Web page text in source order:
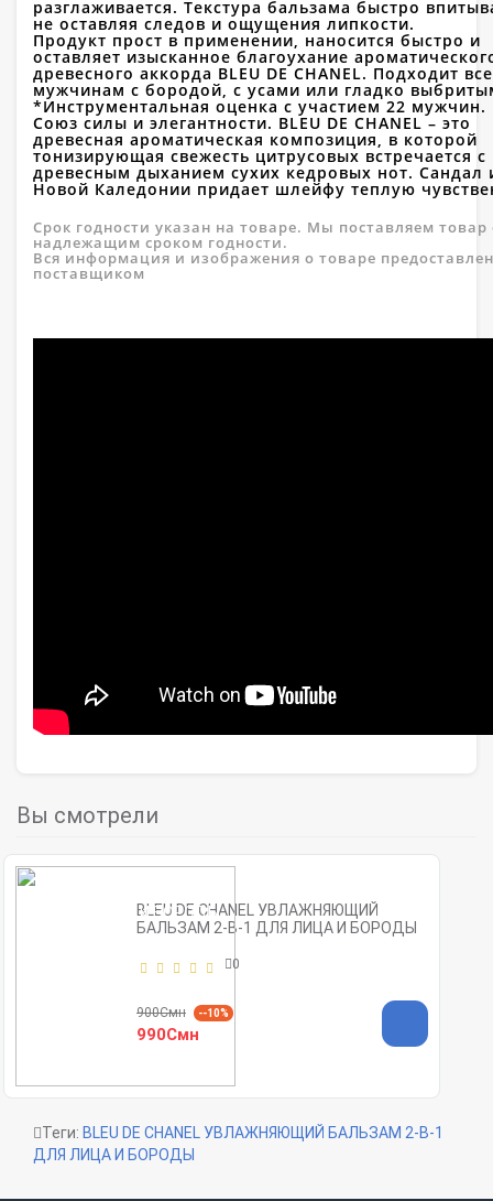
разглаживается. Текстура бальзама быстро
не оставляя следов и ощущения липкости.
Продукт прост в применении, наносится быстро и
оставляет изысканное благоухание
древесного аккорда BLEU DE CHANEL. Подходит
мужчинам с бородой, с усами или гладко
*Инструментальная оценка с участием 22 мужчин.
Союз силы и элегантности. BLEU DE CHANEL – это
древесная ароматическая композиция, в которой
тонизирующая свежесть цитрусовых встречается с
древесным дыханием сухих кедровых нот. Сандал
Новой Каледонии придает шлейфу теплую
Срок годности указан на товаре. Мы поставляем товар
надлежащим сроком годности.
Вся информация и изображения о товаре
поставщиком
Вы смотрели
BLEU DE CHANEL УВЛАЖНЯЮЩИЙ
БАЛЬЗАМ 2-В-1 ДЛЯ ЛИЦА И БОРОДЫ
0
900Смн --10%
990Смн
Теги: BLEU DE CHANEL УВЛАЖНЯЮЩИЙ БАЛЬЗАМ 2-В-1
ДЛЯ ЛИЦА И БОРОДЫ